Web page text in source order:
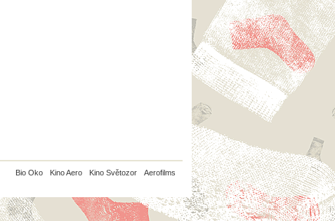
Bio Oko Kino Aero Kino Světozor Aerofilms